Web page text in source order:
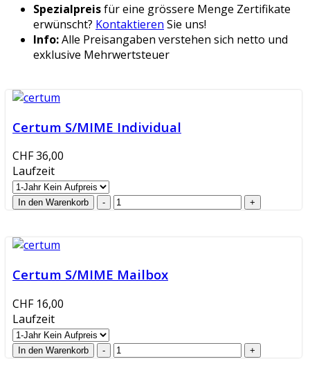
Spezialpreisfür eine grössere Menge Zertifikate
erwünscht? Kontaktieren Sie uns!
Info:Alle Preisangaben verstehen sich netto und
exklusive Mehrwertsteuer
Certum S/MIME Individual
CHF 36,00
Laufzeit
Certum S/MIME Mailbox
CHF 16,00
Laufzeit